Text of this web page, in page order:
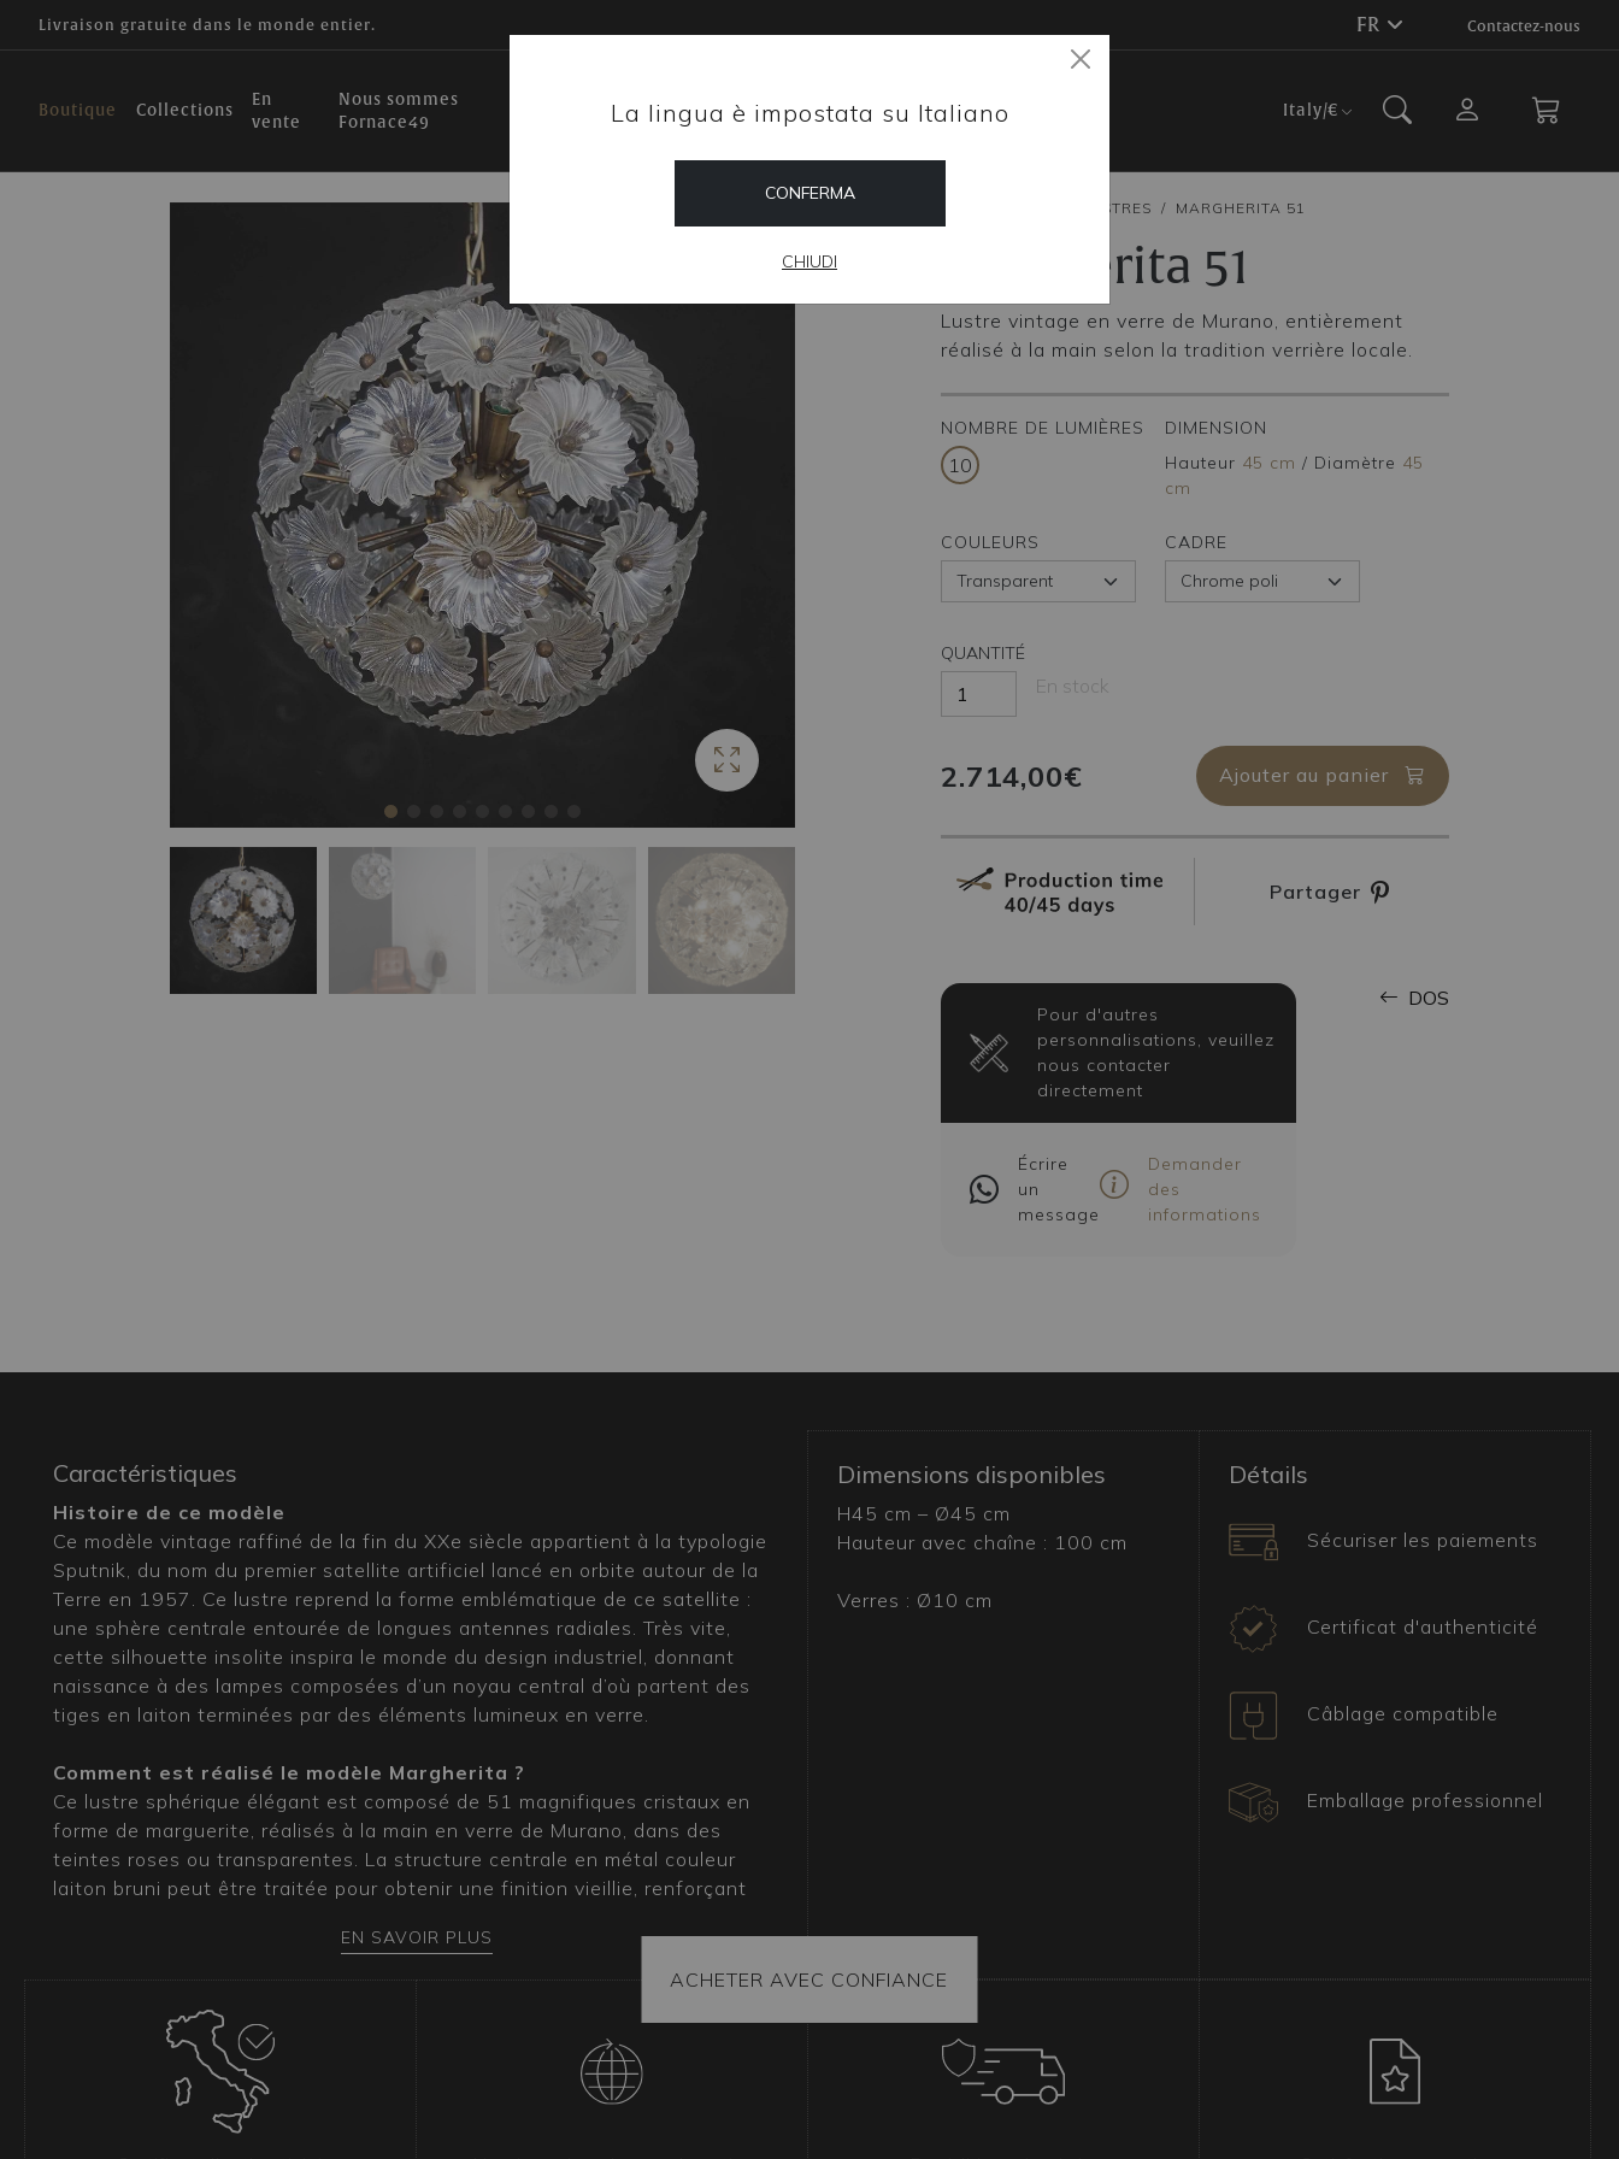
La lingua è impostata su Italiano
CONFERMA
CHIUDI
Livraison gratuite dans le monde entier. FR Contactez-nous
Boutique Collections
En
vente
Nous sommes
Fornace49
Magazine Italy/€
LUSTRES MARGHERITA 51
Margherita 51
Lustre vintage en verre de Murano, entièrement
réalisé à la main selon la tradition verrière locale.
NOMBRE DE LUMIÈRES
10
DIMENSION
Hauteur 45 cm / Diamètre 45
cm
COULEURS CADRE
QUANTITÉ
En stock
2.714,00€ Ajouter au panier
Partager
Pour d'autres
personnalisations, veuillez
nous contacter
directement
Écrire
un
message
Demander
des
informations
DOS
Caractéristiques
Histoire de ce modèle
Ce modèle vintage raffiné de la fin du XXe siècle appartient à la typologie
Sputnik, du nom du premier satellite artificiel lancé en orbite autour de la
Terre en 1957. Ce lustre reprend la forme emblématique de ce satellite :
une sphère centrale entourée de longues antennes radiales. Très vite,
cette silhouette insolite inspira le monde du design industriel, donnant
naissance à des lampes composées d’un noyau central d’où partent des
tiges en laiton terminées par des éléments lumineux en verre.
Comment est réalisé le modèle Margherita ?
Ce lustre sphérique élégant est composé de 51 magnifiques cristaux en
forme de marguerite, réalisés à la main en verre de Murano, dans des
teintes roses ou transparentes. La structure centrale en métal couleur
laiton bruni peut être traitée pour obtenir une finition vieillie, renforçant
savoir-faire exceptionnel de nos maîtres verriers, qui rendent ici un
hommage à la nature dans toute sa splendeur.
Quel type d’intérieur convient à ce modèle de lustre en verre de
Le modèle Sputnik est l’un des styles les plus iconiques du design italien.
Sa forme à la fois élégante et contemporainelui permet de s’intégrer
facilement dans des intérieurs classiques, éclectiques ou shabby chic, où il
EN SAVOIR PLUS
Dimensions disponibles
H45 cm – Ø45 cm
Hauteur avec chaîne : 100 cm
Verres : Ø10 cm
Détails
Sécuriser les paiements
Certificat d'authenticité
Câblage compatible
Emballage professionnel
ACHETER AVEC CONFIANCE